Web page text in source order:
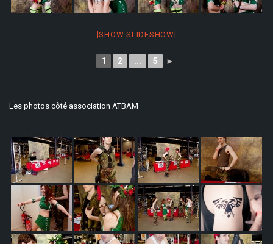
[SHOW SLIDESHOW]
1 2 ... 5 ►
Les photos côté association ATBAM